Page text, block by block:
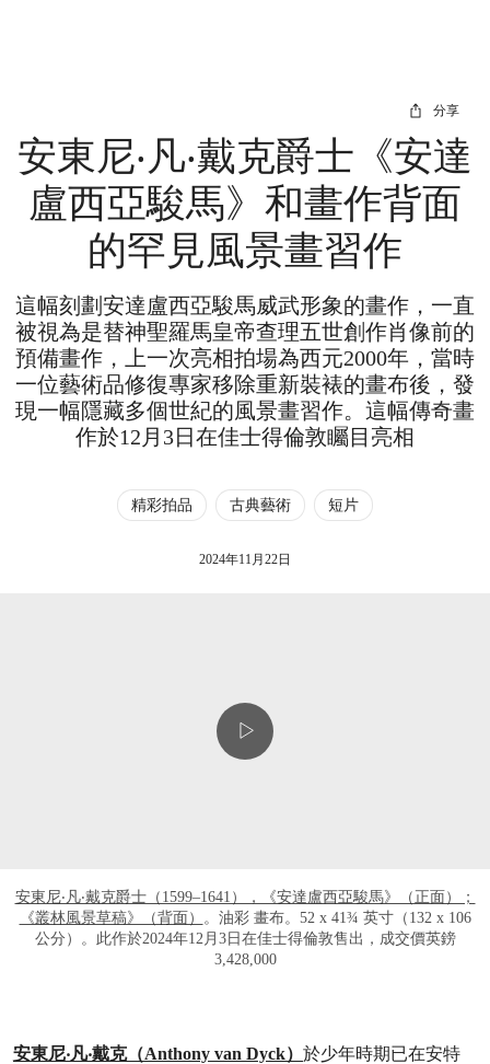
分享
安東尼‧凡‧戴克爵士《安達
盧西亞駿馬》和畫作背面
的罕見風景畫習作
這幅刻劃安達盧西亞駿馬威武形象的畫作，一直
被視為是替神聖羅馬皇帝查理五世創作肖像前的
預備畫作，上一次亮相拍場為西元2000年，當時
一位藝術品修復專家移除重新裝裱的畫布後，發
現一幅隱藏多個世紀的風景畫習作。這幅傳奇畫
作於12月3日在佳士得倫敦矚目亮相
精彩拍品 古典藝術 短片
2024年11月22日
安東尼‧凡‧戴克爵士（1599–1641），《安達盧西亞駿馬》（正面）；
《叢林風景草稿》（背面）
。油彩 畫布。52 x 41¾ 英寸（132 x 106
公分）。此作於2024年12月3日在佳士得倫敦售出，成交價英鎊
3,428,000
安東尼‧凡‧戴克（Anthony van Dyck） 於少年時期已在安特